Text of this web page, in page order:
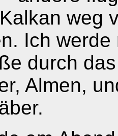
weg
Ich
durch
Almen,